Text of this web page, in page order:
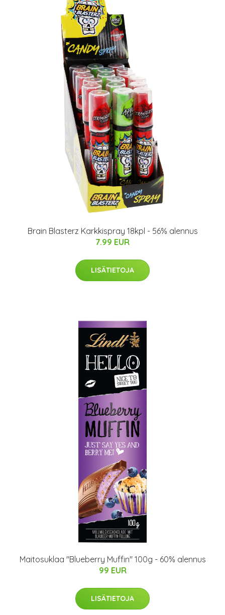
Brain Blasterz Karkkispray 18kpl - 56% alennus
7.99 EUR
LISÄTIETOJA
Maitosuklaa "Blueberry Muffin" 100g - 60% alennus
99 EUR
LISÄTIETOJA